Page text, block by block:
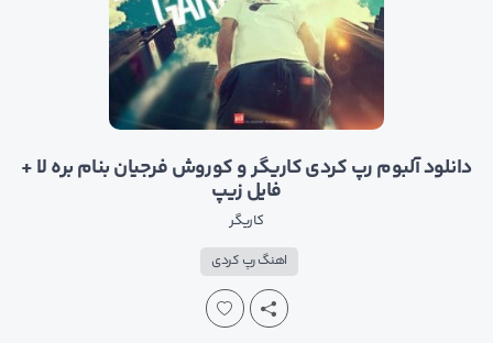
دانلود آلبوم رپ کردی کاریگر و کوروش فرجیان بنام بره لا +
فایل زیپ
کاریگر
اهنگ رپ کردی